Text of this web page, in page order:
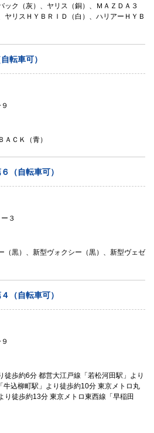
ック（灰）、ヤリス（銅）、ＭＡＺＤＡ３
ヤリスＨＹＢＲＩＤ（白）、ハリアーＨＹＢ
転車可）
ＣＫ（青）
（自転車可）
３
（黒）、新型ヴォクシー（黒）、新型ヴェゼ
（自転車可）
徒歩約6分 都営大江戸線「若松河田駅」より
牛込柳町駅」より徒歩約10分 東京メトロ丸
り徒歩約13分 東京メトロ東西線「早稲田